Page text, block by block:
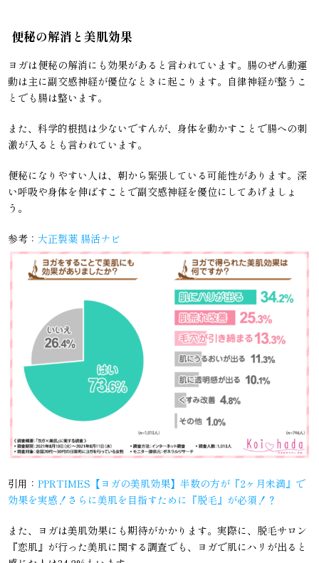
便秘の解消と美肌効果
ヨガは便秘の解消にも効果があると言われています。腸のぜん動運
動は主に副交感神経が優位なときに起こります。自律神経が整うこ
とでも腸は整います。
また、科学的根拠は少ないですんが、身体を動かすことで腸への刺
激が入るとも言われています。
便秘になりやすい人は、朝から緊張している可能性があります。深
い呼吸や身体を伸ばすことで副交感神経を優位にしてあげましょ
う。
参考：大正製薬 腸活ナビ
引用：PPRTIMES【ヨガの美肌効果】半数の方が『2ヶ月未満』で
効果を実感！さらに美肌を目指すために『脱毛』が必須！？
また、ヨガは美肌効果にも期待がかかります。実際に、脱毛サロン
『恋肌』が行った美肌に関する調査でも、ヨガで肌にハリが出ると